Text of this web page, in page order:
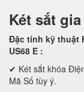
Két sắt
Đặc tính kỹ thuật
US68 E :
✔ Két sắt khóa
Mã Số tùy ý.